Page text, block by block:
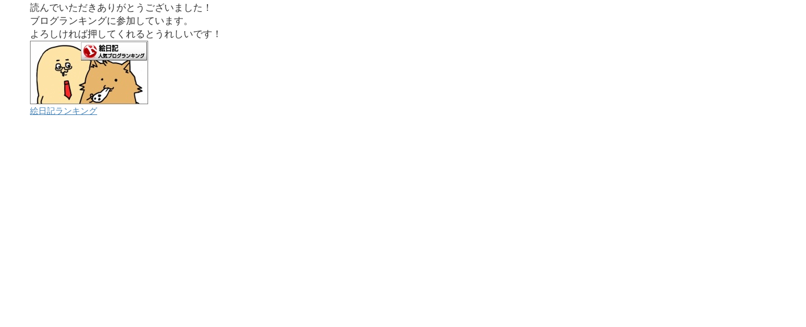
読んでいただきありがとうございました！
ブログランキングに参加しています。
よろしければ押してくれるとうれしいです！
絵日記ランキング